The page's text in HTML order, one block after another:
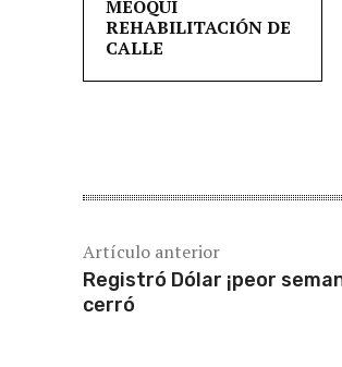
MEOQUI
REHABILITACIÓN DE
CALLE
Artículo anterior
Registró Dólar ¡peor
cerró